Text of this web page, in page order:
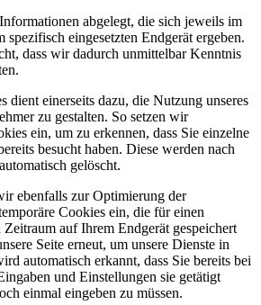
abgelegt, die sich jeweils im
spezifisch eingesetzten Endgerät ergeben.
dass wir dadurch unmittelbar Kenntnis
dient einerseits dazu, die Nutzung unseres
zu gestalten. So setzen wir
ein, um zu erkennen, dass Sie einzelne
besucht haben. Diese werden nach
gelöscht.
ebenfalls zur Optimierung der
Cookies ein, die für einen
Zeitraum auf Ihrem Endgerät gespeichert
Seite erneut, um unsere Dienste in
automatisch erkannt, dass Sie bereits bei
und Einstellungen sie getätigt
einmal eingeben zu müssen.